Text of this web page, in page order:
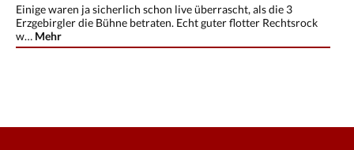
Einige waren ja sicherlich schon live überrascht, als die 3
Erzgebirgler die Bühne betraten. Echt guter flotter Rechtsrock
w… Mehr